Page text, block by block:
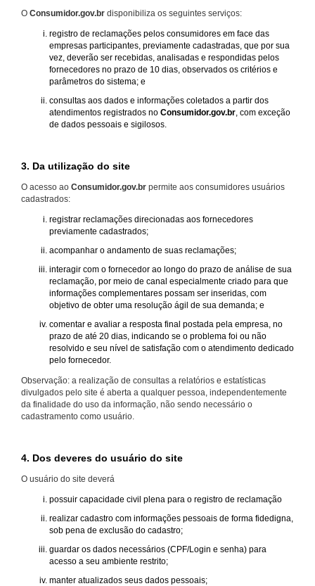
O Consumidor.gov.br disponibiliza os seguintes serviços:
registro de reclamações pelos consumidores em face das
empresas participantes, previamente cadastradas, que por sua
vez, deverão ser recebidas, analisadas e respondidas pelos
fornecedores no prazo de 10 dias, observados os critérios e
parâmetros do sistema; e
consultas aos dados e informações coletados a partir dos
atendimentos registrados no Consumidor.gov.br , com exceção
de dados pessoais e sigilosos.
3. Da utilização do site
O acesso ao Consumidor.gov.br permite aos consumidores usuários
cadastrados:
registrar reclamações direcionadas aos fornecedores
previamente cadastrados;
acompanhar o andamento de suas reclamações;
interagir com o fornecedor ao longo do prazo de análise de sua
reclamação, por meio de canal especialmente criado para que
informações complementares possam ser inseridas, com
objetivo de obter uma resolução ágil de sua demanda; e
comentar e avaliar a resposta final postada pela empresa, no
prazo de até 20 dias, indicando se o problema foi ou não
resolvido e seu nível de satisfação com o atendimento dedicado
pelo fornecedor.
Observação: a realização de consultas a relatórios e estatísticas
divulgados pelo site é aberta a qualquer pessoa, independentemente
da finalidade do uso da informação, não sendo necessário o
cadastramento como usuário.
4. Dos deveres do usuário do site
O usuário do site deverá
possuir capacidade civil plena para o registro de reclamação
realizar cadastro com informações pessoais de forma fidedigna,
sob pena de exclusão do cadastro;
guardar os dados necessários (CPF/Login e senha) para
acesso a seu ambiente restrito;
manter atualizados seus dados pessoais;